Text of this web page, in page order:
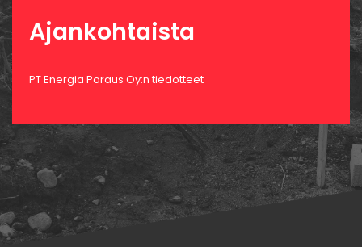
Ajankohtaista
PT Energia Poraus Oy:n tiedotteet